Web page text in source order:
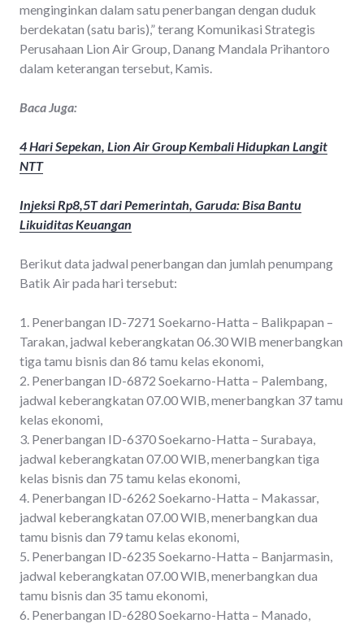
menginginkan dalam satu penerbangan dengan duduk
berdekatan (satu baris),” terang Komunikasi Strategis
Perusahaan Lion Air Group, Danang Mandala Prihantoro
dalam keterangan tersebut, Kamis.
Baca Juga:
4 Hari Sepekan, Lion Air Group Kembali Hidupkan Langit
NTT
Injeksi Rp8,5T dari Pemerintah, Garuda: Bisa Bantu
Likuiditas Keuangan
Berikut data jadwal penerbangan dan jumlah penumpang
Batik Air pada hari tersebut:
1. Penerbangan ID-7271 Soekarno-Hatta – Balikpapan –
Tarakan, jadwal keberangkatan 06.30 WIB menerbangkan
tiga tamu bisnis dan 86 tamu kelas ekonomi,
2. Penerbangan ID-6872 Soekarno-Hatta – Palembang,
jadwal keberangkatan 07.00 WIB, menerbangkan 37 tamu
kelas ekonomi,
3. Penerbangan ID-6370 Soekarno-Hatta – Surabaya,
jadwal keberangkatan 07.00 WIB, menerbangkan tiga
kelas bisnis dan 75 tamu kelas ekonomi,
4. Penerbangan ID-6262 Soekarno-Hatta – Makassar,
jadwal keberangkatan 07.00 WIB, menerbangkan dua
tamu bisnis dan 79 tamu kelas ekonomi,
5. Penerbangan ID-6235 Soekarno-Hatta – Banjarmasin,
jadwal keberangkatan 07.00 WIB, menerbangkan dua
tamu bisnis dan 35 tamu ekonomi,
6. Penerbangan ID-6280 Soekarno-Hatta – Manado,